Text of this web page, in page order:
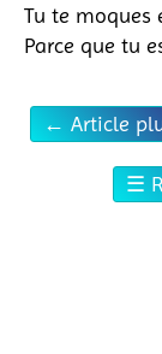
Tu te moques
Parce que tu
← Article
☰